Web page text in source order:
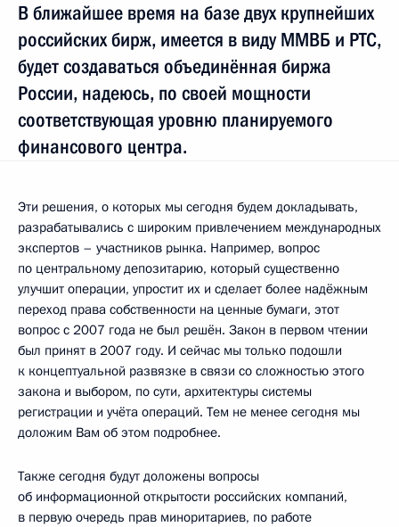
В ближайшее время на базе двух крупнейших
российских бирж, имеется в виду ММВБ и РТС,
будет создаваться объединённая биржа
России, надеюсь, по своей мощности
соответствующая уровню планируемого
финансового центра.
Эти решения, о которых мы сегодня будем докладывать,
разрабатывались с широким привлечением международных
экспертов – участников рынка. Например, вопрос
по центральному депозитарию, который существенно
улучшит операции, упростит их и сделает более надёжным
переход права собственности на ценные бумаги, этот
вопрос с 2007 года не был решён. Закон в первом чтении
был принят в 2007 году. И сейчас мы только подошли
к концептуальной развязке в связи со сложностью этого
закона и выбором, по сути, архитектуры системы
регистрации и учёта операций. Тем не менее сегодня мы
доложим Вам об этом подробнее.
Также сегодня будут доложены вопросы
об информационной открытости российских компаний,
в первую очередь прав миноритариев, по работе